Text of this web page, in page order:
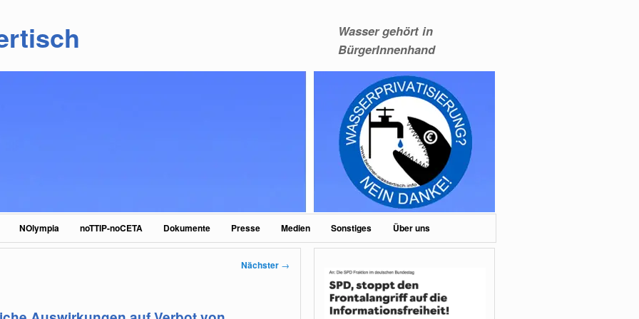
Wasser gehört in
BürgerInnenhand
NOlympia noTTIP-noCETA Dokumente Presse Medien Sonstiges Über uns
Nächster →